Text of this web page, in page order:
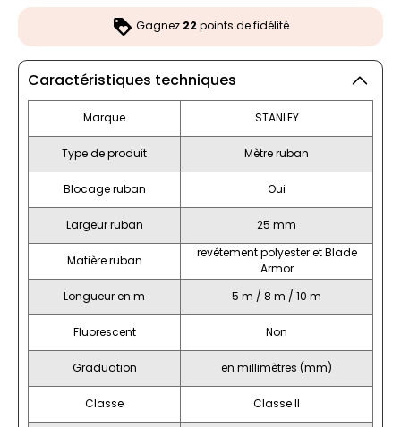
Gagnez 22 points de fidélité
Caractéristiques techniques
Marque STANLEY
Type de produit Mètre ruban
Blocage ruban Oui
Largeur ruban 25 mm
Matière ruban
revêtement polyester et Blade
Armor
Longueur en m
5 m / 8 m / 10 m
Fluorescent Non
Graduation en millimètres (mm)
Classe Classe II